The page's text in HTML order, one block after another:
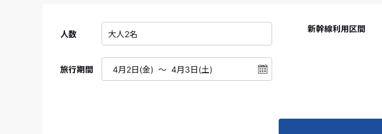
人数
旅行期間
新幹線利用区間